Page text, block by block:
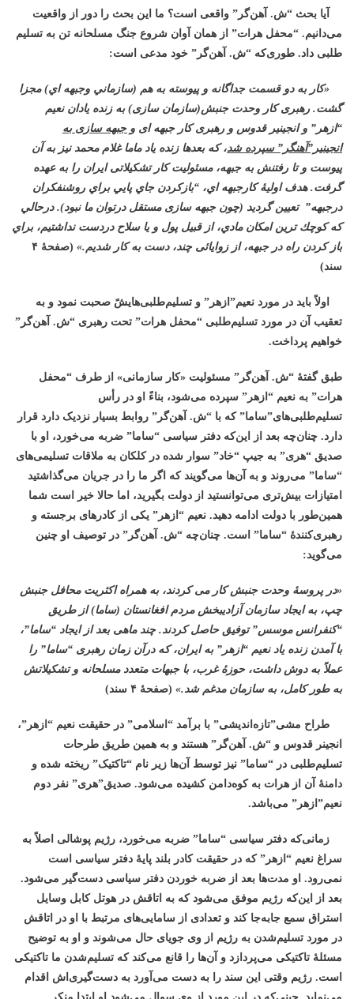
آیا بحث “ش. آهن‌گر” واقعی است؟ ما این بحث را دور از واقعیت
می‌دانیم. “محفل هرات” از همان آوان شروع جنگ مسلحانه تن به تسلیم
‌طلبی داد. طوری‌که “ش. آهن‌گر” خود مدعی است:
«كار به دو قسمت جداگانه و پيوسته به هم (سازماني وجبهه اي) مجزا
گشت. رهبری کار وحدت جنبش(سازمان سازی) به زنده یادان نعیم
“ازهر” و انجینیر قدوس و رهبری کار جبهه ای و جبهه سازی به
انجینیر”آهنگر” سپرده شد، که بعدها زنده یاد ماما غلام محمد نیز به آن
پیوست و تا رفتنش به جبهه، مسئولیت کار تشکیلاتی ایران را به عهده
گرفت. هدف اولیۀ كارجبهه اي، “بازكردن جاي پايي براي روشنفكران
درجبهه” تعيين گرديد (چون جبهه سازی مستقل درتوان ما نبود). درحالي
كه كوچك ترين امكان مادي، از قبيل پول و يا سلاح دردست نداشتيم، براي
باز كردن راه در جبهه، از زوايائی چند، دست به كار شديم.»
(صفحۀ ۴
سند)
اولاً باید در مورد نعیم”ازهر” و تسلیم‌طلبی‌هایشً صحبت نمود و به
تعقیب آن در مورد تسلیم‌طلبی “محفل هرات” تحت رهبری “ش. آهن‌گر”
خواهیم پرداخت.
طبق گفتۀ “ش. آهن‌گر” مسئولیت «کار سازمانی» از طرف “محفل
هرات” به نعیم “ازهر” سپرده می‌شود، بناءً او در رأس
تسلیم‌طلبی‌های”ساما” که با “ش. آهن‌گر” روابط بسیار نزدیک دارد قرار
دارد. چنان‌چه بعد از این‌که دفتر سیاسی “ساما” ضربه می‌خورد، او با
صدیق “هری” به جیپ “خاد” سوار شده در کلکان به ملاقات تسلیمی‌های
“ساما” می‌روند و به آن‌ها می‌گویند که اگر ما را در جریان می‌گذاشتید
امتیازات بیش‌تری می‌توانستید از دولت بگیرید، اما حالا خیر است شما
همین‌طور با دولت ادامه دهید. نعیم “ازهر” یکی از کادرهای برجسته و
رهبری‌کنندۀ “ساما” است. چنان‌چه “ش. آهن‌گر” در توصیف او چنین
می‌گوید:
«در پروسۀ وحدت جنبش کار می کردند، به همراه اکثریت محافل جنبش
چپ، به ایجاد سازمان آزادیبخش مردم افغانستان (ساما) از طریق
“کنفرانس موسس” توفیق حاصل کردند. چند ماهی بعد از ایجاد “ساما”،
با آمدن زنده یاد نعیم “ازهر” به ایران، که درآن زمان رهبری “ساما” را
عملاً به دوش داشت، حوزۀ غرب، با جبهات متعدد مسلحانه و تشکیلاتش
به طور کامل، به سازمان مدغم شد.» (صفحۀ ۴ سند)
طراح مشی”تازه‌اندیشی” با برآمد “اسلامی” در حقیقت نعیم “ازهر”،
انجینر قدوس و “ش. آهن‌گر” هستند و به همین طریق طرحات
تسلیم‌طلبی در “ساما” نیز توسط آن‌ها زیر نام “تاکتیک” ریخته شده و
دامنۀ آن از هرات به کوه‌دامن کشیده می‌شود. صدیق”هری” نفر دوم
نعیم”ازهر” می‌باشد.
زمانی‌که دفتر سیاسی “ساما” ضربه می‌خورد، رژیم پوشالی اصلاً به
سراغ نعیم “ازهر” که در حقیقت کادر بلند پایۀ دفتر سیاسی است
نمی‌رود. او مدت‌ها بعد از ضربه خوردن دفتر سیاسی دست‌گیر می‌شود.
بعد از این‌که رژیم موفق می‌شود که به اتاقش در هوتل کابل وسایل
استراق سمع جابه‌جا کند و تعدادی از سامایی‌های مرتبط با او در اتاقش
در مورد تسلیم‌شدن به رژیم از وی جویای حال می‌شوند و او به توضیح
مسئلۀ تاکتیکی می‌پردازد و آن‌ها را قانع می‌کند که تسلیم‌شدن ما تاکتیکی
است. رژیم وقتی این سند را به دست می‌آورد به دست‌گیری‌اش اقدام
می‌نماید. حینی‌که در این مورد از وی سوال می‌شود او ابتدا منکر